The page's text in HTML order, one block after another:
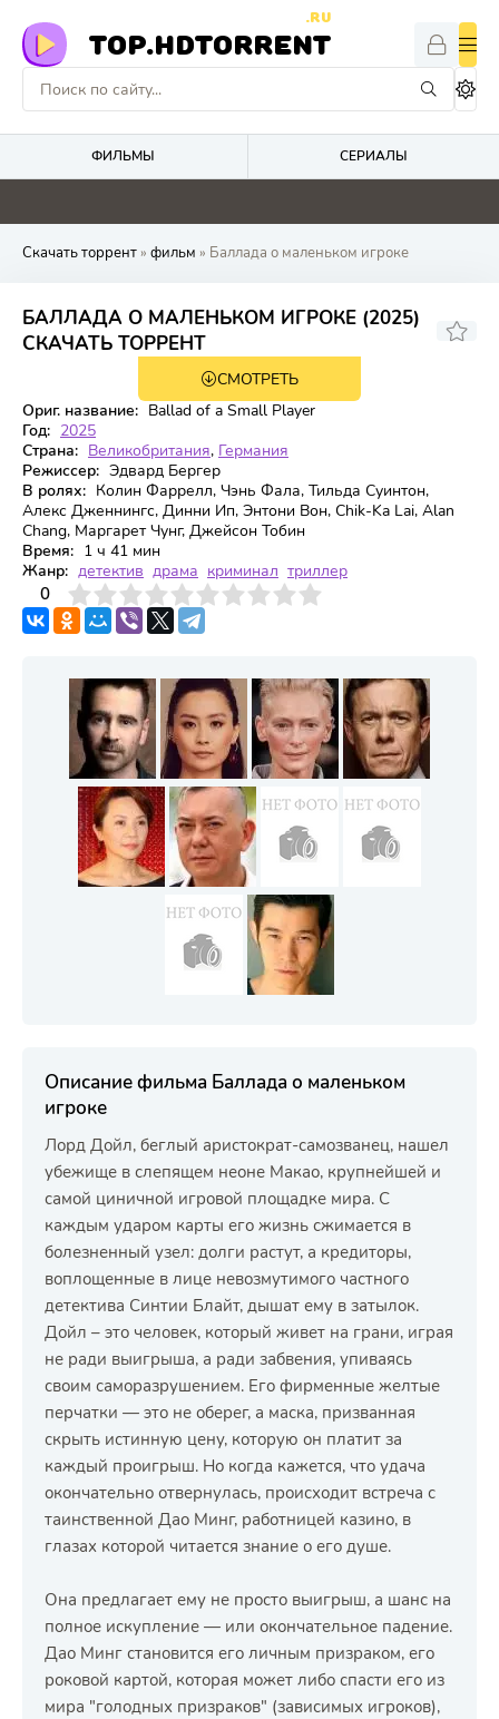
TOP.HDTORRENT
.RU
ФИЛЬМЫ СЕРИАЛЫ
0 0 0 0
Скачать торрент» фильм » Баллада о маленьком игроке
БАЛЛАДА О МАЛЕНЬКОМ ИГРОКЕ (2025)
СКАЧАТЬ ТОРРЕНТ
6.231
СМОТРЕТЬ
Ориг. название: Ballad of a Small Player
Год: 2025
Страна: Великобритания, Германия
Режиссер: Эдвард Бергер
В ролях: Колин Фаррелл, Чэнь Фала, Тильда Суинтон,
Алекс Дженнингс, Динни Ип, Энтони Вон, Chik-Ka Lai, Alan
Chang, Маргарет Чунг, Джейсон Тобин
Время: 1 ч 41 мин
Жанр: детектив драма криминал триллер
0
4 6 7 8 9 10
Описание фильма Баллада о маленьком
игроке
Лорд Дойл, беглый аристократ-самозванец, нашел
убежище в слепящем неоне Макао, крупнейшей и
самой циничной игровой площадке мира. С
каждым ударом карты его жизнь сжимается в
болезненный узел: долги растут, а кредиторы,
воплощенные в лице невозмутимого частного
детектива Синтии Блайт, дышат ему в затылок.
Дойл – это человек, который живет на грани, играя
не ради выигрыша, а ради забвения, упиваясь
своим саморазрушением. Его фирменные желтые
перчатки — это не оберег, а маска, призванная
скрыть истинную цену, которую он платит за
каждый проигрыш. Но когда кажется, что удача
окончательно отвернулась, происходит встреча с
таинственной Дао Минг, работницей казино, в
глазах которой читается знание о его душе.
Она предлагает ему не просто выигрыш, а шанс на
полное искупление — или окончательное падение.
Дао Минг становится его личным призраком, его
роковой картой, которая может либо спасти его из
мира "голодных призраков" (зависимых игроков),